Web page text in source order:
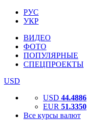
РУС
УКР
ВИДЕО
ФОТО
ПОПУЛЯРНЫЕ
СПЕЦПРОЕКТЫ
USD
USD 44.4886
EUR 51.3350
Все курсы валют